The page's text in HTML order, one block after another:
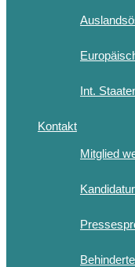
Int.
Kontakt
Mitglied
Kandidatur